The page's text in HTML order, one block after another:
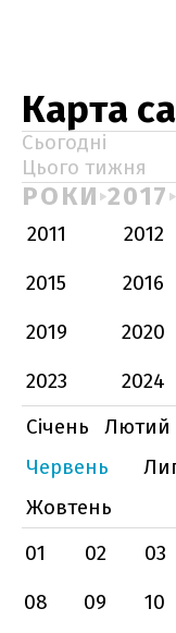
Карта
Сьогодні
Цього тижня
РОКИ 2017
2011 2012
2015
2016
2019
2020
2023
2024
Січень
Лютий
Червень
Жовтень
01
02 03
08
09 10